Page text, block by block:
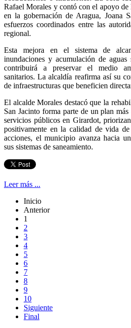
Rafael Morales y contó con el apoyo
en la gobernación de Aragua, Joana
esfuerzos coordinados entre las
regional.
Esta mejora en el sistema de
inundaciones y acumulación de aguas
contribuirá a preservar el medio
sanitarios. La alcaldía reafirma así su
de infraestructuras que beneficien
El alcalde Morales destacó que la
San Jacinto forma parte de un plan
servicios públicos en Girardot,
positivamente en la calidad de vida
acciones, el municipio avanza hacia
sus sistemas de saneamiento.
Leer más ...
Inicio
Anterior
1
2
3
4
5
6
7
8
9
10
Siguiente
Final